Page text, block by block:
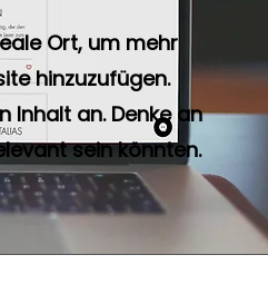
Ort, um mehr
hinzuzufügen.
Inhalt an. Denke an
sein könnten.